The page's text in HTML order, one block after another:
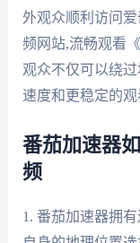
外观众顺利访问
频网站,流畅观看
观众不仅可以绕
速度和更稳定的观
番茄加速器
频
1. 番茄加速器拥